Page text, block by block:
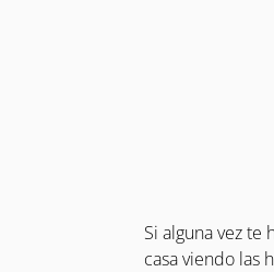
Si alguna vez
casa viendo las